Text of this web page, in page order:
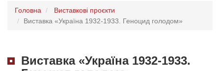
Головна
Виставкові проєкти
Виставка «Україна 1932-1933. Геноцид голодом»
Виставка «Україна 1932-1933.